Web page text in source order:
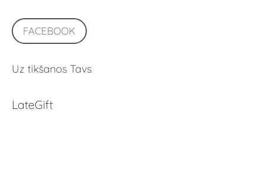
FACEBOOK
Uz tikšanos Tavs
LateGift